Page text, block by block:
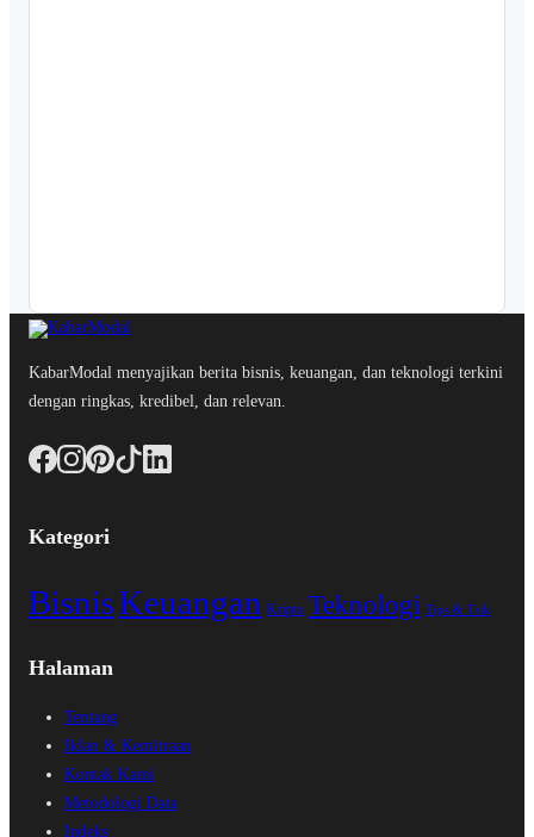
KabarModal menyajikan berita bisnis, keuangan, dan teknologi terkini
dengan ringkas, kredibel, dan relevan.
Kategori
BisnisKeuangan Kripto Teknologi Tips & Trik
Halaman
Tentang
Iklan & Kemitraan
Kontak Kami
Metodologi Data
Indeks